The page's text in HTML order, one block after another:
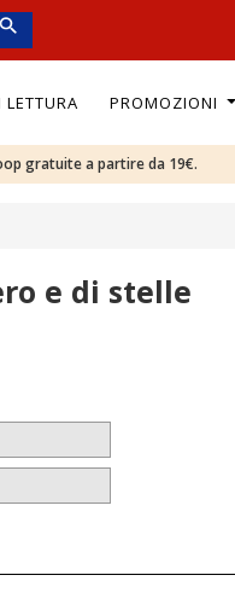
PROMOZIONI
gratuite a partire da 19€.
e di stelle